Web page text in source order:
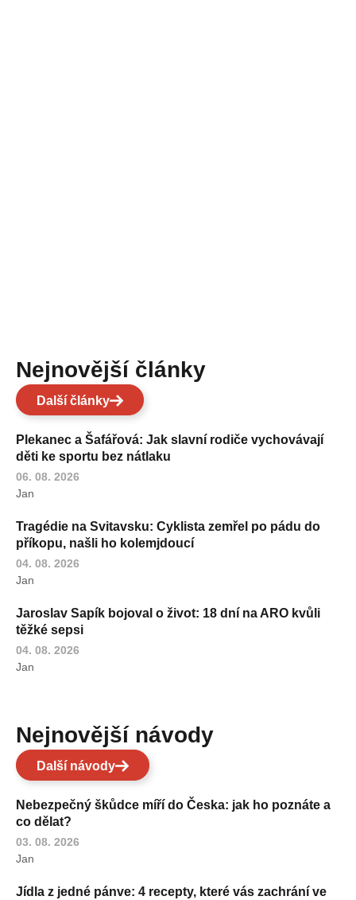
Nejnovější články
Další články
Plekanec a Šafářová: Jak slavní rodiče vychovávají
děti ke sportu bez nátlaku
06. 08. 2026
Jan
Tragédie na Svitavsku: Cyklista zemřel po pádu do
příkopu, našli ho kolemjdoucí
04. 08. 2026
Jan
Jaroslav Sapík bojoval o život: 18 dní na ARO kvůli
těžké sepsi
04. 08. 2026
Jan
Nejnovější návody
Další návody
Nebezpečný škůdce míří do Česka: jak ho poznáte a
co dělat?
03. 08. 2026
Jan
Jídla z jedné pánve: 4 recepty, které vás zachrání ve